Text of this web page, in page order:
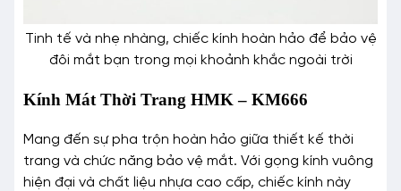
Tinh tế và nhẹ nhàng, chiếc kính hoàn hảo để bảo vệ
đôi mắt bạn trong mọi khoảnh khắc ngoài trời
Kính Mát Thời Trang HMK – KM666
Mang đến sự pha trộn hoàn hảo giữa thiết kế thời
trang và chức năng bảo vệ mắt. Với gọng kính vuông
hiện đại và chất liệu nhựa cao cấp, chiếc kính này